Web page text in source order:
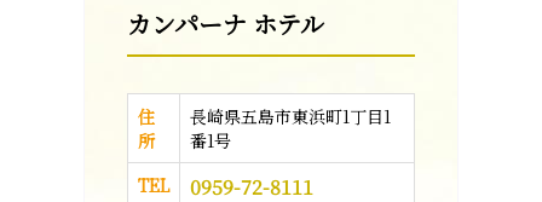
カンパーナ ホテル
住
所
長崎県五島市東浜町1丁目1
番1号
TEL
0959-72-8111